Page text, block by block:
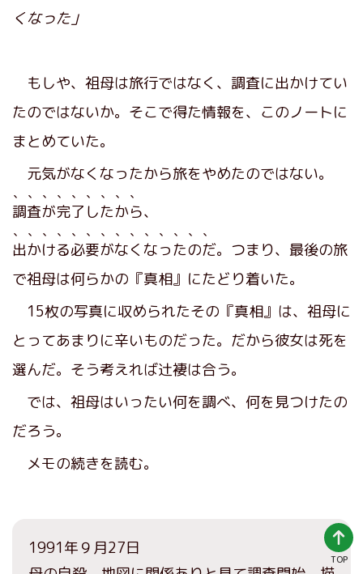
くなった」
もしや、祖母は旅行ではなく、調査に出かけてい
たのではないか。そこで得た情報を、このノートに
まとめていた。
元気がなくなったから旅をやめたのではない。
調査が完了したから
、、、、、、、、、
、
出かける必要がなくなったのだ
、、、、、、、、、、、、、、
。つまり、最後の旅
で祖母は何らかの『真相』にたどり着いた。
15枚の写真に収められたその『真相』は、祖母に
とってあまりに辛いものだった。だから彼女は死を
選んだ。そう考えれば辻褄は合う。
では、祖母はいったい何を調べ、何を見つけたの
だろう。
メモの続きを読む。
1991年９月27日
TOP